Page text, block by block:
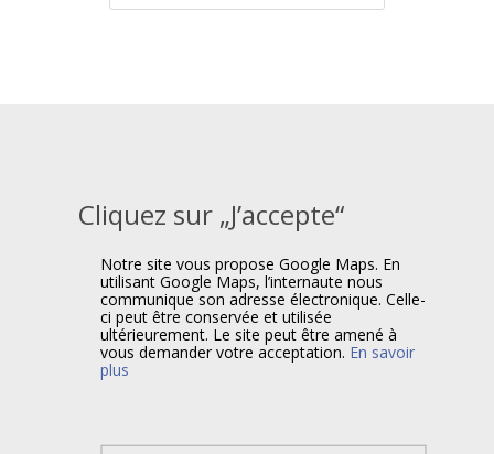
Cliquez sur „J’accepte“
Notre site vous propose Google Maps. En
utilisant Google Maps, l’internaute nous
communique son adresse électronique. Celle-
ci peut être conservée et utilisée
ultérieurement. Le site peut être amené à
vous demander votre acceptation. En savoir
plus